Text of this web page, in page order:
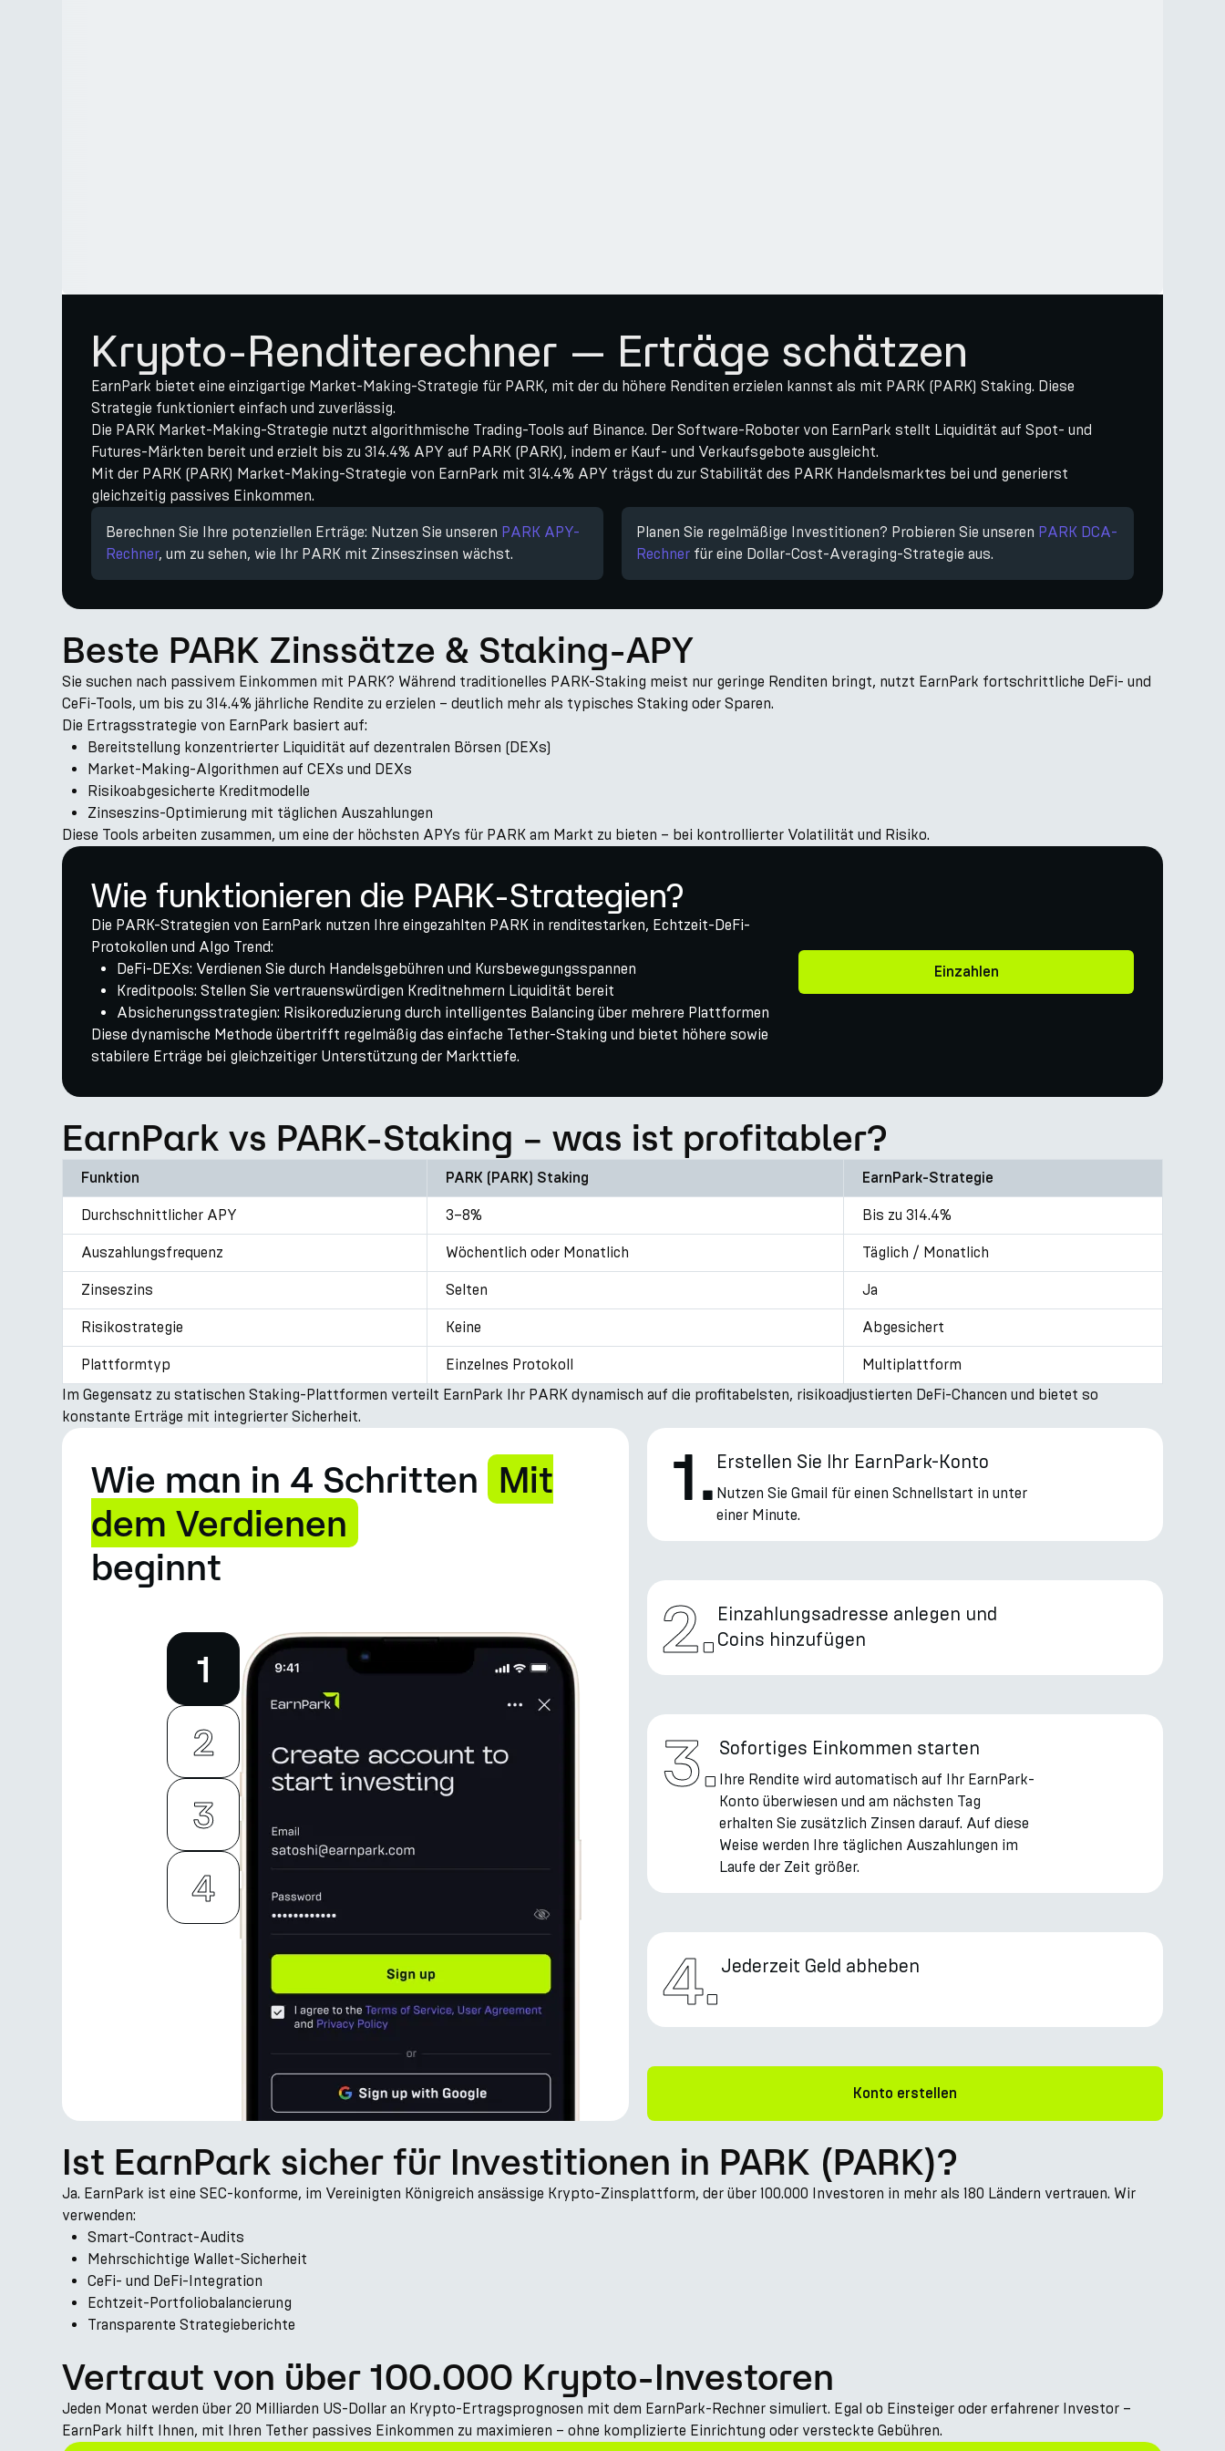
Krypto-Renditerechner — Erträge schätzen
EarnPark bietet eine einzigartige Market-Making-Strategie für PARK, mit der du höhere Renditen erzielen kannst als mit PARK (PARK) Staking. Diese
Strategie funktioniert einfach und zuverlässig.
Die PARK Market-Making-Strategie nutzt algorithmische Trading-Tools auf Binance. Der Software-Roboter von EarnPark stellt Liquidität auf Spot- und
Futures-Märkten bereit und erzielt bis zu 314.4% APY auf PARK (PARK), indem er Kauf- und Verkaufsgebote ausgleicht.
Mit der PARK (PARK) Market-Making-Strategie von EarnPark mit 314.4% APY trägst du zur Stabilität des PARK Handelsmarktes bei und generierst
gleichzeitig passives Einkommen.
Berechnen Sie Ihre potenziellen Erträge: Nutzen Sie unseren PARK APY-
Rechner, um zu sehen, wie Ihr PARK mit Zinseszinsen wächst.
Planen Sie regelmäßige Investitionen? Probieren Sie unseren PARK DCA-
Rechner für eine Dollar-Cost-Averaging-Strategie aus.
Beste PARK Zinssätze & Staking-APY
Sie suchen nach passivem Einkommen mit PARK? Während traditionelles PARK-Staking meist nur geringe Renditen bringt, nutzt EarnPark fortschrittliche DeFi- und
CeFi-Tools, um bis zu 314.4% jährliche Rendite zu erzielen – deutlich mehr als typisches Staking oder Sparen.
Die Ertragsstrategie von EarnPark basiert auf:
Bereitstellung konzentrierter Liquidität auf dezentralen Börsen (DEXs)
Market-Making-Algorithmen auf CEXs und DEXs
Risikoabgesicherte Kreditmodelle
Zinseszins-Optimierung mit täglichen Auszahlungen
Diese Tools arbeiten zusammen, um eine der höchsten APYs für PARK am Markt zu bieten – bei kontrollierter Volatilität und Risiko.
Wie funktionieren die PARK-Strategien?
Die PARK-Strategien von EarnPark nutzen Ihre eingezahlten PARK in renditestarken, Echtzeit-DeFi-
Protokollen und Algo Trend:
DeFi-DEXs: Verdienen Sie durch Handelsgebühren und Kursbewegungsspannen
Kreditpools: Stellen Sie vertrauenswürdigen Kreditnehmern Liquidität bereit
Absicherungsstrategien: Risikoreduzierung durch intelligentes Balancing über mehrere Plattformen
Diese dynamische Methode übertrifft regelmäßig das einfache Tether-Staking und bietet höhere sowie
stabilere Erträge bei gleichzeitiger Unterstützung der Markttiefe.
Einzahlen
EarnPark vs PARK-Staking – was ist profitabler?
Funktion PARK (PARK) Staking EarnPark-Strategie
Durchschnittlicher APY 3–8% Bis zu 314.4%
Auszahlungsfrequenz Wöchentlich oder Monatlich Täglich / Monatlich
Zinseszins Selten Ja
Risikostrategie Keine Abgesichert
Plattformtyp Einzelnes Protokoll
Multiplattform
Im Gegensatz zu statischen Staking-Plattformen verteilt EarnPark Ihr PARK dynamisch auf die profitabelsten, risikoadjustierten DeFi-Chancen und bietet so
konstante Erträge mit integrierter Sicherheit.
Wie man in 4 Schritten Mit
dem Verdienen
beginnt
1
2
3
4
1. Erstellen Sie Ihr EarnPark-Konto
Nutzen Sie Gmail für einen Schnellstart in unter
einer Minute.
2. Einzahlungsadresse anlegen und
Coins hinzufügen
3. Sofortiges Einkommen starten
Ihre Rendite wird automatisch auf Ihr EarnPark-
Konto überwiesen und am nächsten Tag
erhalten Sie zusätzlich Zinsen darauf. Auf diese
Weise werden Ihre täglichen Auszahlungen im
Laufe der Zeit größer.
4. Jederzeit Geld abheben
Konto erstellen
Ist EarnPark sicher für Investitionen in PARK (PARK)?
Ja. EarnPark ist eine SEC-konforme, im Vereinigten Königreich ansässige Krypto-Zinsplattform, der über 100.000 Investoren in mehr als 180 Ländern vertrauen. Wir
verwenden:
Smart-Contract-Audits
Mehrschichtige Wallet-Sicherheit
CeFi- und DeFi-Integration
Echtzeit-Portfoliobalancierung
Transparente Strategieberichte
Vertraut von über 100.000 Krypto-Investoren
Jeden Monat werden über 20 Milliarden US-Dollar an Krypto-Ertragsprognosen mit dem EarnPark-Rechner simuliert. Egal ob Einsteiger oder erfahrener Investor –
EarnPark hilft Ihnen, mit Ihren Tether passives Einkommen zu maximieren – ohne komplizierte Einrichtung oder versteckte Gebühren.